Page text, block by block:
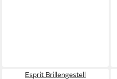
Esprit Brillengestell